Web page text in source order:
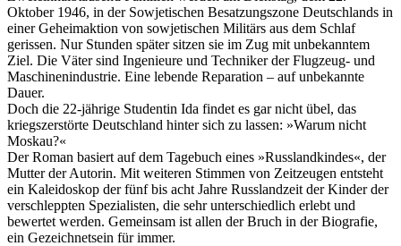
Oktober 1946, in der Sowjetischen Besatzungszone Deutschlands in
einer Geheimaktion von sowjetischen Militärs aus dem Schlaf
gerissen. Nur Stunden später sitzen sie im Zug mit unbekanntem
Ziel. Die Väter sind Ingenieure und Techniker der Flugzeug- und
Maschinenindustrie. Eine lebende Reparation – auf unbekannte
Dauer.
Doch die 22-jährige Studentin Ida findet es gar nicht übel, das
kriegszerstörte Deutschland hinter sich zu lassen: »Warum nicht
Moskau?«
Der Roman basiert auf dem Tagebuch eines »Russlandkindes«, der
Mutter der Autorin. Mit weiteren Stimmen von Zeitzeugen entsteht
ein Kaleidoskop der fünf bis acht Jahre Russlandzeit der Kinder der
verschleppten Spezialisten, die sehr unterschiedlich erlebt und
bewertet werden. Gemeinsam ist allen der Bruch in der Biografie,
ein Gezeichnetsein für immer.